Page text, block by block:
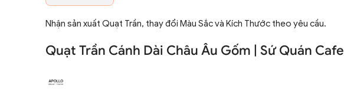
Nhận sản xuất Quạt Trần, thay đổi Màu Sắc và Kích Thước theo yêu cầu.
Quạt Trần Cánh Dài Châu Âu Gốm | Sứ Quán Cafe